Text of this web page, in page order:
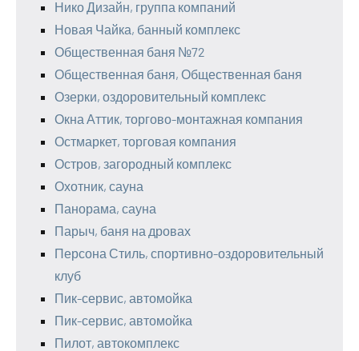
Нико Дизайн, группа компаний
Новая Чайка, банный комплекс
Общественная баня №72
Общественная баня, Общественная баня
Озерки, оздоровительный комплекс
Окна Аттик, торгово-монтажная компания
Остмаркет, торговая компания
Остров, загородный комплекс
Охотник, сауна
Панорама, сауна
Парыч, баня на дровах
Персона Стиль, спортивно-оздоровительный
клуб
Пик-сервис, автомойка
Пик-сервис, автомойка
Пилот, автокомплекс